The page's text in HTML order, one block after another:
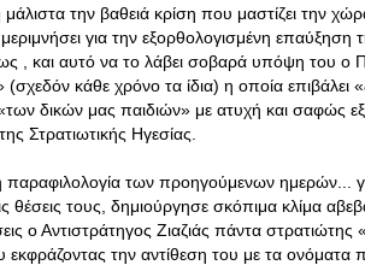
μάλιστα την βαθειά κρίση που μαστίζει την
για την εξορθολογισμένη επαύξηση
, και αυτό να το λάβει σοβαρά υπόψη του ο
κάθε χρόνο τα ίδια) η οποία επιβάλει
δικών μας παιδιών» με ατυχή και σαφώς
Στρατιωτικής Ηγεσίας.
η παραφιλολογία των προηγούμενων
θέσεις τους, δημιούργησε σκόπιμα κλίμα
ο Αντιστράτηγος Ζιαζιάς πάντα
εκφράζοντας την αντίθεση του με τα